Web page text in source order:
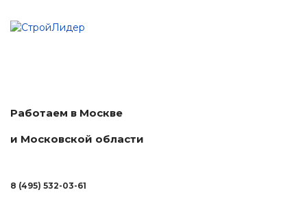
Работаем в Москве
и Московской области
8 (495) 532-03-61